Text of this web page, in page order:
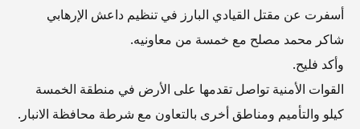
أسفرت عن مقتل القيادي البارز في تنظيم داعش الإرهابي
شاكر محمد مصلح مع خمسة من معاونيه.
وأكد فليح.
القوات الأمنية تواصل تقدمها على الأرض في منطقة الخمسة
كيلو والتأميم ومناطق أخرى بالتعاون مع شرطة محافظة الانبار.